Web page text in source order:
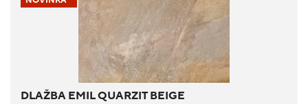
DLAŽBA EMIL QUARZIT BEIGE